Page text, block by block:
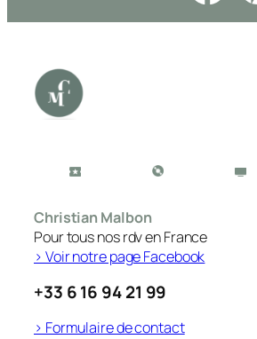
Christian Malbon
Pour tous nos rdv en France
> Voir notre page Facebook
+33 6 16 94 21 99
> Formulaire de contact